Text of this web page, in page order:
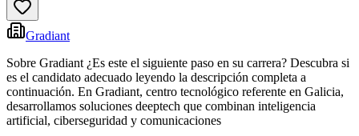
Gradiant
Sobre Gradiant ¿Es este el siguiente paso en su carrera? Descubra si
es el candidato adecuado leyendo la descripción completa a
continuación. En Gradiant, centro tecnológico referente en Galicia,
desarrollamos soluciones deeptech que combinan inteligencia
artificial, ciberseguridad y comunicaciones